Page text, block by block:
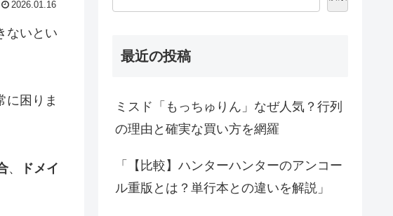
2026.01.16
ないとい
に困りま
、
ドメイ
最近の投稿
ミスド「もっちゅりん」なぜ人気？行列
の理由と確実な買い方を網羅
「【比較】ハンターハンターのアンコー
ル重版とは？単行本との違いを解説」